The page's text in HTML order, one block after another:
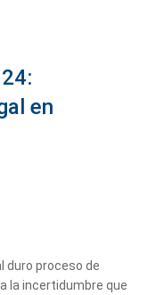
en
duro proceso de
la incertidumbre que